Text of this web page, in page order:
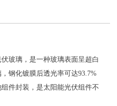
玻璃，是一种玻璃表面呈超白
钢化镀膜后透光率可达93.7%
件封装，是太阳能光伏组件不